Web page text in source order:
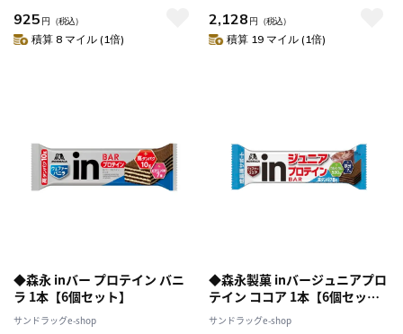
925 円 （税込）
積算 8 マイル (1倍)
2,128 円 （税込）
積算 19 マイル (1倍)
◆森永 inバー プロテイン バニ
ラ 1本【6個セット】
サンドラッグe-shop
◆森永製菓 inバージュニアプロ
テイン ココア 1本【6個セッ
ト】
サンドラッグe-shop